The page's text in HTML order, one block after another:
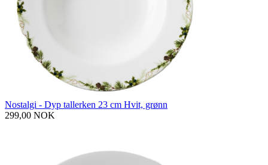
Nostalgi - Dyp tallerken 23 cm Hvit, grønn
299,00 NOK